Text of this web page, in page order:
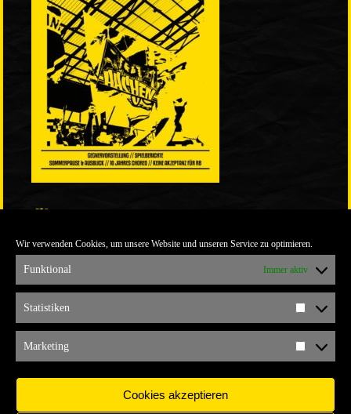
Wir verwenden Cookies, um unsere Website und unseren Service zu optimieren.
Funktional Immer aktiv
Statistiken
Marketing
Cookies akzeptieren
ULTRABLOG DER YELLOW CONNECTION
ALEMANNIA VERKAUFT MAN NICHT
ARCHIV
ARCHIV